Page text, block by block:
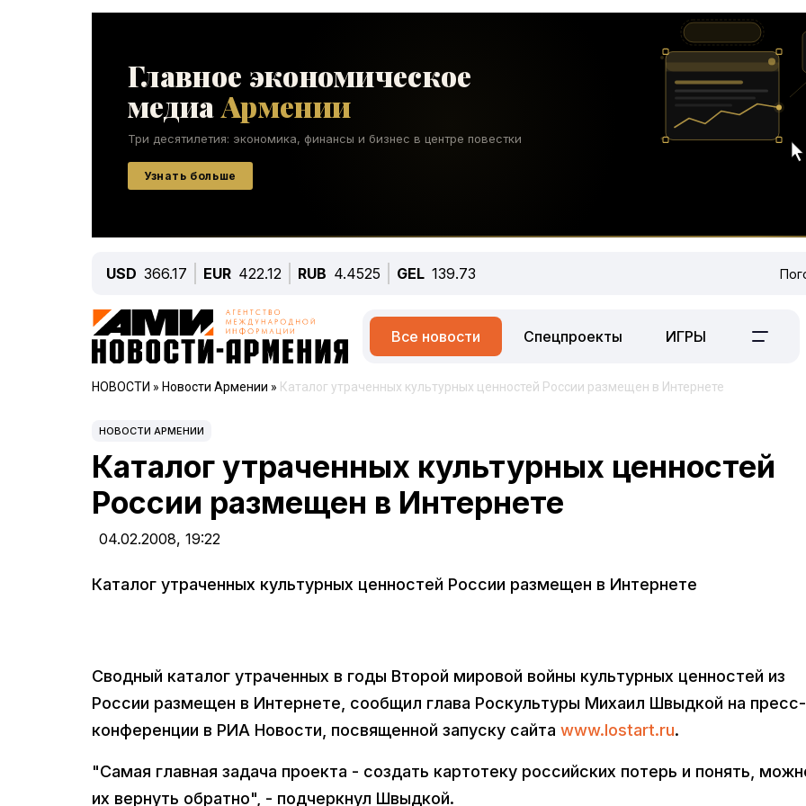
USD 366.17 EUR 422.12 RUB 4.4525 GEL 139.73
Все новости Спецпроекты ИГРЫ
НОВОСТИ » Новости Армении » Каталог утраченных культурных ценностей России размещен в Интернете
НОВОСТИ АРМЕНИИ
Каталог утраченных культурных ценностей
России размещен в Интернете
04.02.2008, 19:22
Каталог утраченных культурных ценностей России размещен в Интернете
Сводный каталог утраченных в годы Второй мировой войны культурных ценностей из
России размещен в Интернете, сообщил глава Роскультуры Михаил Швыдкой на пресс-
конференции в РИА Новости, посвященной запуску сайта www.lostart.ru.
"Самая главная задача проекта - создать картотеку российских потерь и понять,
их вернуть обратно", - подчеркнул Швыдкой.